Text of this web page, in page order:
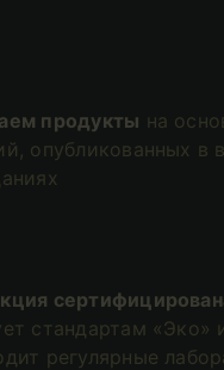
продукты на
опубликованных в
стандартам «Эко»
регулярные